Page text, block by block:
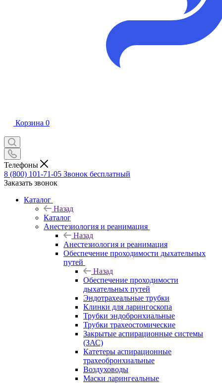
Корзина 0
Телефоны
8 (800) 101-71-05 Звонок бесплатный
Заказать звонок
Каталог
Назад
Каталог
Анестезиология и реанимация
Назад
Анестезиология и реанимация
Обеспечение проходимости дыхательных
путей
Назад
Обеспечение проходимости
дыхательных путей
Эндотрахеальные трубки
Клинки для ларингоскопа
Трубки эндобронхиальные
Трубки трахеостомические
Закрытые аспирационные системы
(ЗАС)
Катетеры аспирационные
трахеобронхиальные
Воздуховоды
Маски ларингеальные